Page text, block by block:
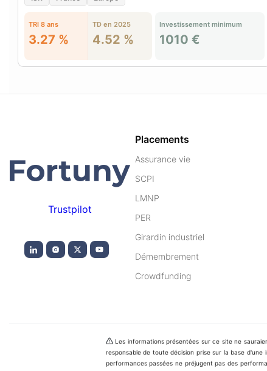
TRI 8 ans
3.27 %
TD en 2025
4.52 %
Investissement minimum
1010 €
Trustpilot
Placements
Assurance vie
SCPI
LMNP
PER
Girardin industriel
Démembrement
Crowdfunding
Les informations présentées sur ce site ne
responsable de toute décision prise sur la base
performances passées ne préjugent pas des